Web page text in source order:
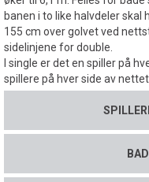
banen i to like halvdeler skal
155 cm over golvet ved
sidelinjene for double.
I single er det en spiller på
spillere på hver side av